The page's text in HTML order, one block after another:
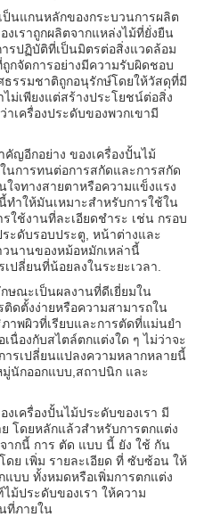
นแกนหลักของกระบวนการผลิต
งเราถูกผลิตจากแหล่งไม้ที่ยั่งยืน
รปฏิบัติที่เป็นมิตรต่อสิ่งแวดล้อม
กจัดการอย่างมีความรับผิดชอบ
ธรรมชาติถูกอนุรักษ์โดยให้วัสดุที่มี
ม่เพียงแต่สร้างประโยชน์ต่อสิ่ง
เครื่องประดับของพวกเขามี
ญอีกอย่าง ของเครื่องปั้นไม้
นการทนต่อการสกัดและการสกัด
จทางสายตาหรือความแข็งแรง
ทําให้มันเหมาะสําหรับการใช้ใน
ใช้งานที่ละเอียดชําระ เช่น กรอบ
ะดับรอบประตู, หน้าต่างและ
วนานของหม้อหมักเหล่านี้
ปลี่ยนที่น้อยลงในระยะเวลา.
ษณะเป็นผลงานที่ดีเยี่ยมใน
ติดตั้งง่ายหรือความสามารถใน
าพผิวที่เรียบและการตัดที่แม่นยํา
นื่องกับสไตล์ตกแต่งใด ๆ ไม่ว่าจะ
ารเปลี่ยนแปลงความหลากหลายนี้
นักออกแบบ,สถาปนิก และ
เครื่องปั้นไม้ประดับของเรา มี
โดยหลักแล้วสําหรับการตกแต่ง
ากนี้ การ ตัด แบบ นี้ ยัง ใช้ กัน
ดย เพิ่ม รายละเอียด ที่ ซับซ้อน ให้
บบ ทั้งหมดหรือเพิ่มการตกแต่ง
ประดับของเรา ให้ความ
ที่ภายใน